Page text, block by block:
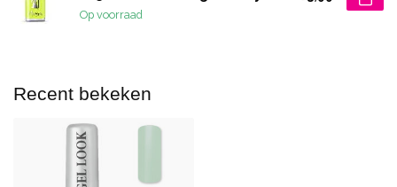
Op voorraad
Recent bekeken